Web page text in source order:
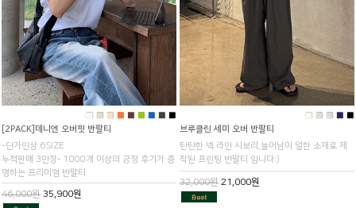
■ ■ ■ ■ ■ ■ ■ ■ ■
[2PACK]데니엔 오버핏 반팔티
-단가인상 6SIZE
누적판매 3만장- 1000개 이상의 긍정 후기가 증
명하는 프리미엄 반팔티
46,000원 35,900원
■ ■ ■ ■ ■
브루클린 세미 오버 반팔티
탄탄한 넥 라인 시보리,늘어남이 덜한 소재로 제
작된 프린팅 반팔티 입니다:)
32,000원 21,000원